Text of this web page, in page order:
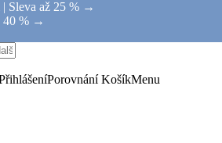
Sleva až 25 % →
40 % →
Porovnání KošíkMenu